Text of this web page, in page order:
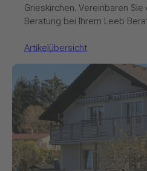
Grieskirchen. Vereinbaren
Beratung bei Ihrem Leeb
Artikelübersicht